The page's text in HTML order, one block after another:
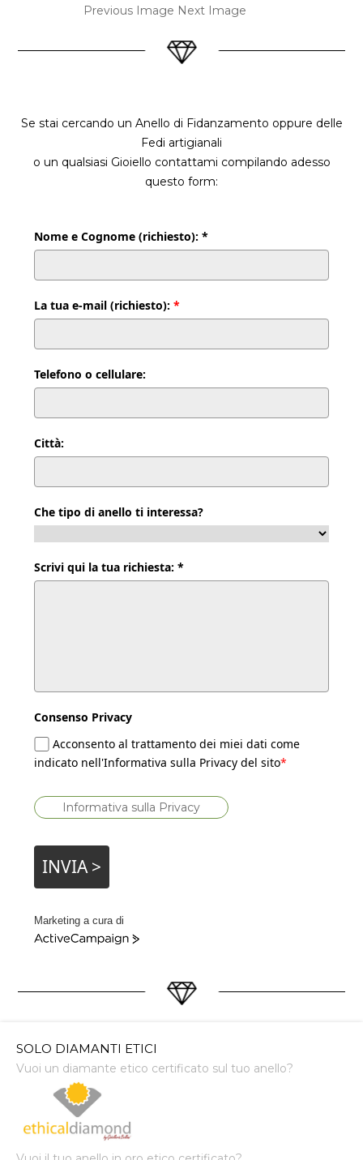
Previous Image Next Image
Se stai cercando un Anello di Fidanzamento oppure delle
Fedi artigianali
o un qualsiasi Gioiello contattami compilando adesso
questo form:
Nome e Cognome (richiesto): *
La tua e-mail (richiesto):*
Telefono o cellulare:
Città:
Che tipo di anello ti interessa?
Scrivi qui la tua richiesta: *
Consenso Privacy
Acconsento al trattamento dei miei dati come
indicato nell'Informativa sulla Privacy del sito*
Informativa sulla Privacy
INVIA >
Marketing a cura di
ActiveCampaign
SOLO DIAMANTI ETICI
Vuoi un diamante etico certificato sul tuo anello?